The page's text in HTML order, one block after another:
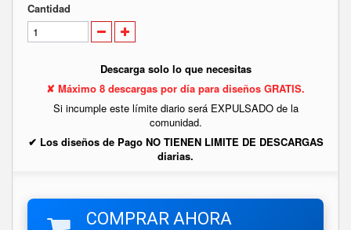
Cantidad
Descarga solo lo que necesitas
✘ Máximo 8 descargas por día para diseños GRATIS.
Si incumple este límite diario será EXPULSADO de la
comunidad.
✔ Los diseños de Pago NO TIENEN LIMITE DE DESCARGAS
diarias.
COMPRAR AHORA